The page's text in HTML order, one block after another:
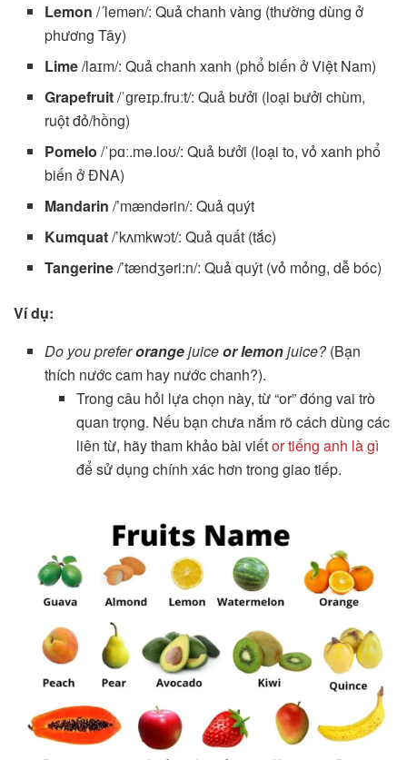
Lemon /´lemən/: Quả chanh vàng (thường dùng ở
phương Tây)
Lime/laɪm/: Quả chanh xanh (phổ biến ở Việt Nam)
Grapefruit/ˈɡreɪp.fruːt/: Quả bưởi (loại bưởi chùm,
ruột đỏ/hồng)
Pomelo /ˈpɑː.mə.loʊ/: Quả bưởi (loại to, vỏ xanh phổ
biến ở ĐNA)
Mandarin /’mændərin/: Quả quýt
Kumquat/’kʌmkwɔt/: Quả quất (tắc)
Tangerine/’tændʒəri:n/: Quả quýt (vỏ mỏng, dễ bóc)
Ví dụ:
Do you preferorangejuiceorlemonjuice?(Bạn
thích nước cam hay nước chanh?).
Trong câu hỏi lựa chọn này, từ “or” đóng vai trò
quan trọng. Nếu bạn chưa nắm rõ cách dùng các
liên từ, hãy tham khảo bài viếtor tiếng anh là gì
để sử dụng chính xác hơn trong giao tiếp.